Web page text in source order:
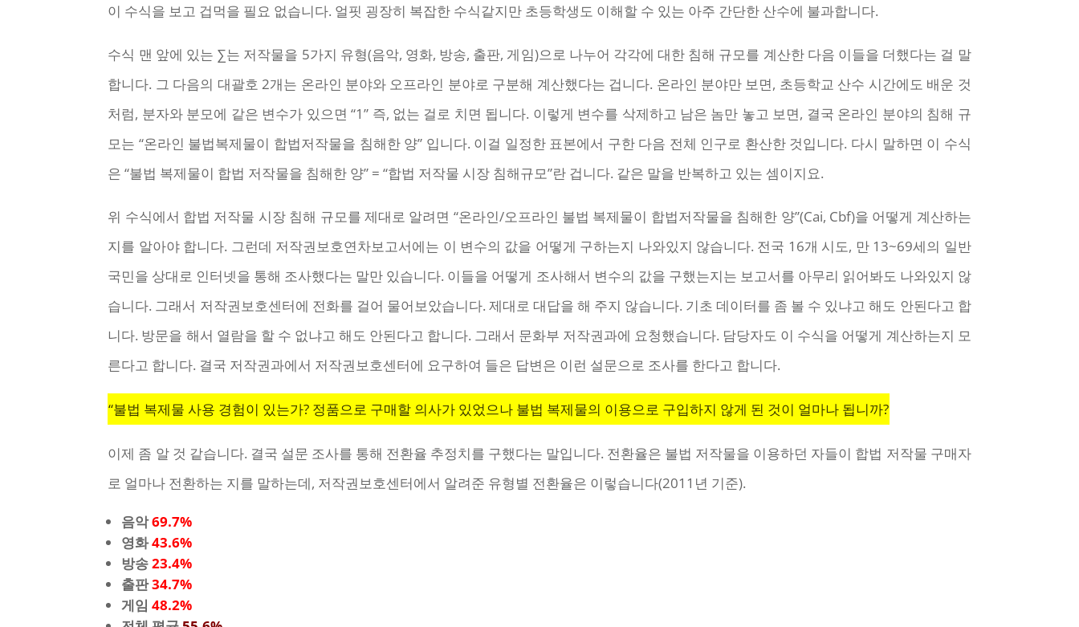
이 수식을 보고 겁먹을 필요 없습니다. 얼핏 굉장히 복잡한 수식같지만 초등학생도 이해할 수 있는 아주 간단한 산수에 불과합니다.
수식 맨 앞에 있는 ∑는 저작물을 5가지 유형(음악, 영화, 방송, 출판, 게임)으로 나누어 각각에 대한 침해 규모를 계산한 다음 이들을 더했다는 걸 말
합니다. 그 다음의 대괄호 2개는 온라인 분야와 오프라인 분야로 구분해 계산했다는 겁니다. 온라인 분야만 보면, 초등학교 산수 시간에도 배운 것
처럼, 분자와 분모에 같은 변수가 있으면 “1” 즉, 없는 걸로 치면 됩니다. 이렇게 변수를 삭제하고 남은 놈만 놓고 보면, 결국 온라인 분야의 침해 규
모는 “온라인 불법복제물이 합법저작물을 침해한 양” 입니다. 이걸 일정한 표본에서 구한 다음 전체 인구로 환산한 것입니다. 다시 말하면 이 수식
은 “불법 복제물이 합법 저작물을 침해한 양” = “합법 저작물 시장 침해규모”란 겁니다. 같은 말을 반복하고 있는 셈이지요.
위 수식에서 합법 저작물 시장 침해 규모를 제대로 알려면 “온라인/오프라인 불법 복제물이 합법저작물을 침해한 양”(Cai, Cbf)을 어떻게 계산하는
지를 알아야 합니다. 그런데 저작권보호연차보고서에는 이 변수의 값을 어떻게 구하는지 나와있지 않습니다. 전국 16개 시도, 만 13~69세의 일반
국민을 상대로 인터넷을 통해 조사했다는 말만 있습니다. 이들을 어떻게 조사해서 변수의 값을 구했는지는 보고서를 아무리 읽어봐도 나와있지 않
습니다. 그래서 저작권보호센터에 전화를 걸어 물어보았습니다. 제대로 대답을 해 주지 않습니다. 기초 데이터를 좀 볼 수 있냐고 해도 안된다고 합
니다. 방문을 해서 열람을 할 수 없냐고 해도 안된다고 합니다. 그래서 문화부 저작권과에 요청했습니다. 담당자도 이 수식을 어떻게 계산하는지 모
른다고 합니다. 결국 저작권과에서 저작권보호센터에 요구하여 들은 답변은 이런 설문으로 조사를 한다고 합니다.
“불법 복제물 사용 경험이 있는가? 정품으로 구매할 의사가 있었으나 불법 복제물의 이용으로 구입하지 않게 된 것이 얼마나 됩니까?
이제 좀 알 것 같습니다. 결국 설문 조사를 통해 전환율 추정치를 구했다는 말입니다. 전환율은 불법 저작물을 이용하던 자들이 합법 저작물 구매자
로 얼마나 전환하는 지를 말하는데, 저작권보호센터에서 알려준 유형별 전환율은 이렇습니다(2011년 기준).
음악69.7%
영화43.6%
방송23.4%
출판34.7%
게임48.2%